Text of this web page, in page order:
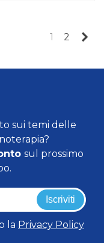
1 2
sui temi delle
sul prossimo
Iscriviti
la Privacy Policy